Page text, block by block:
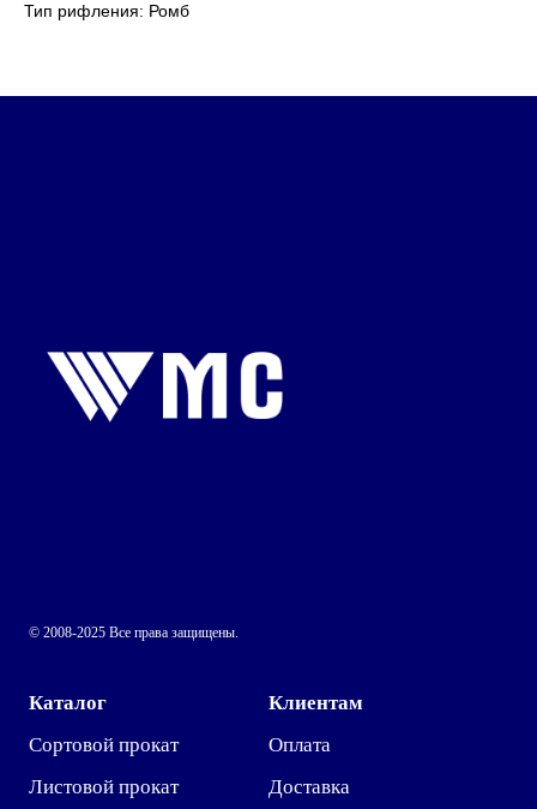
Тип рифления: Ромб
© 2008-2025 Все права защищены.
Каталог
Сортовой прокат
Листовой прокат
Клиентам
Оплата
Доставка